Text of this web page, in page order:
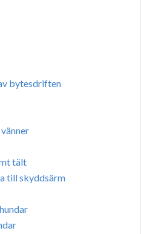
bytesdriften
tält
till skyddsärm